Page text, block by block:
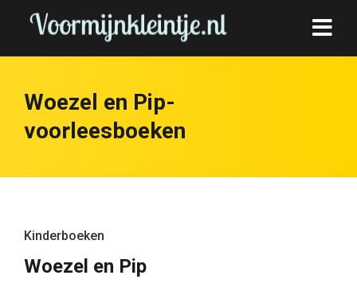
Woezel en Pip-
voorleesboeken
Kinderboeken
Woezel en Pip